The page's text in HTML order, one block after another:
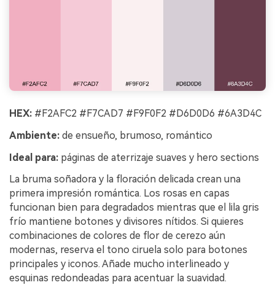
HEX: #F2AFC2 #F7CAD7 #F9F0F2 #D6D0D6 #6A3D4C
Ambiente: de ensueño, brumoso, romántico
Ideal para: páginas de aterrizaje suaves y hero sections
La bruma soñadora y la floración delicada crean una
primera impresión romántica. Los rosas en capas
funcionan bien para degradados mientras que el lila gris
frío mantiene botones y divisores nítidos. Si quieres
combinaciones de colores de flor de cerezo aún
modernas, reserva el tono ciruela solo para botones
principales y iconos. Añade mucho interlineado y
esquinas redondeadas para acentuar la suavidad.